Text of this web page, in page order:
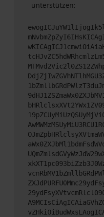
unterstützen: